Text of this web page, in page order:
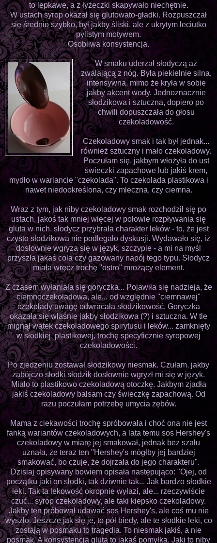
to lepkawe, a z łyżeczki skapywało niechętnie.
W ustach syrop okazał się glutowato-gładki. Rozpuszczał
się średnio szybko, był jakby śliski, ale z ukrytym leciutko
pylistym motywem.
Osobliwa konsystencja.
W smaku uderzał słodyczą aż
zwalającą z nóg. Była piekielnie silna,
intensywna, mimo że kryła w sobie
jakby akcent wody. Jednoznacznie
słodzikowa i sztuczna, dopiero po
chwili dopuszczała do głosu
czekoladowość.
Czekoladowy smak i tak był jednak...
również sztuczny i mało czekoladowy.
Poczułam się, jakbym włożyła do ust
świeczki zapachowe lub jakiś krem,
mydło w wariancie "czekolada". To czekolada plastikowa i
nawet niedookreślona, czy mleczna, czy ciemna.
Wraz z tym, jak niby czekoladowy smak rozchodził się po
ustach, jakoś tak mniej więcej w połowie rozpływania się
gluta w nich, słodycz przybrała charakter leków - to, że jest
czysto słodzikowa nie podlegało dyskusji. Wydawało się, iż
dosłownie wgryza się w język, szczypie - a mi na myśl
przyszła jakaś cola czy gazowany napój tego typu. Słodycz
miała wręcz trochę "ostro" mrożący element.
Z czasem wyłaniała się goryczka... Pojawiła się nadzieja, że
ciemnoczekoladowa, ale... od względnie "ciemnawej"
czekolady uwagę odwracała słodzikowość. Goryczka
okazała się właśnie jakby słodzikowa (?) i sztuczna. W tle
mignął wątek czekoladowego spirytusu i leków... zamknięty
w słodkiej, plastikowej, trochę specyficznie syropowej
czekoladowości.
Po zjedzeniu zostawał słodzikowy niesmak. Czułam, jakby
zabójczo słodki słodzik dosłownie wgryzł mi się w język.
Miało to plastikowo czekoladową otoczkę. Jakbym zjadła
jakiś czekoladowy balsam czy świeczkę zapachową. Od
razu poczułam potrzebę umycia zębów.
Mama z ciekawości trochę spróbowała i choć ona nie jest
fanką wariantów czekoladowych, a lata temu sos Hershey's
czekoladowy w miarę jej smakował, jednak bez szału
uznała, że teraz ten "Hershey's mógłby jej bardziej
smakować, bo czuje, że dojrzała do jego charakteru".
Dzisiaj opisywany bowiem opisała następująco: "Ojej, od
początku jaki on słodki, tak dziwnie tak... Jak bardzo słodkie
leki. Tak ta lekowość okropnie wyłazi, ale... rzeczywiście
czuć... syrop czekoladowy, ale taki kiepsko czekoladowy.
Jakby ten próbował udawać sos Hershey's, ale coś mu nie
wyszło. Jeszcze jak się je, to pół biedy, ale te słodkie leki, co
zostają w posmaku to tragedia. To niesmak jakiś, a nie
posmak. A konsystencja gluta to jakaś pomyłka. Jaki to niby